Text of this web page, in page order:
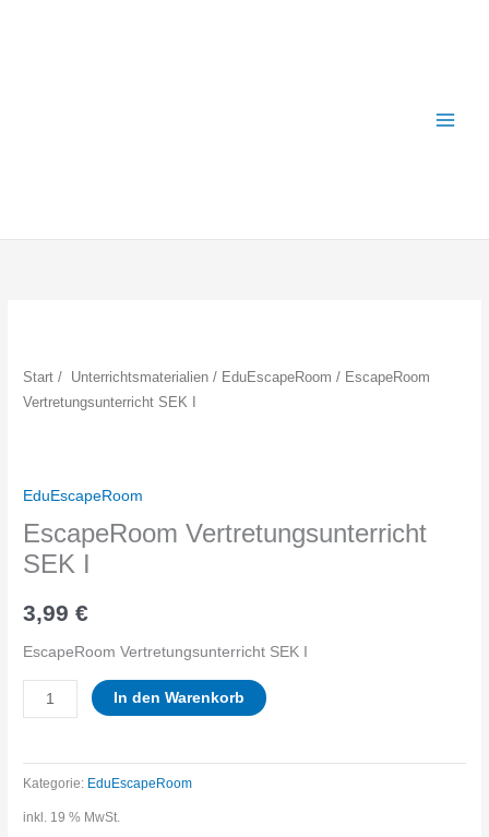
Start / Unterrichtsmaterialien / EduEscapeRoom / EscapeRoom
Vertretungsunterricht SEK I
EduEscapeRoom
EscapeRoom Vertretungsunterricht
SEK I
3,99€
EscapeRoom Vertretungsunterricht SEK I
EscapeRoom
SEK
In den Warenkorb
Kategorie: EduEscapeRoom
inkl. 19 % MwSt.